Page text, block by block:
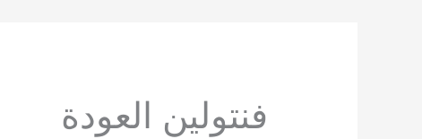
فنتولين العودة